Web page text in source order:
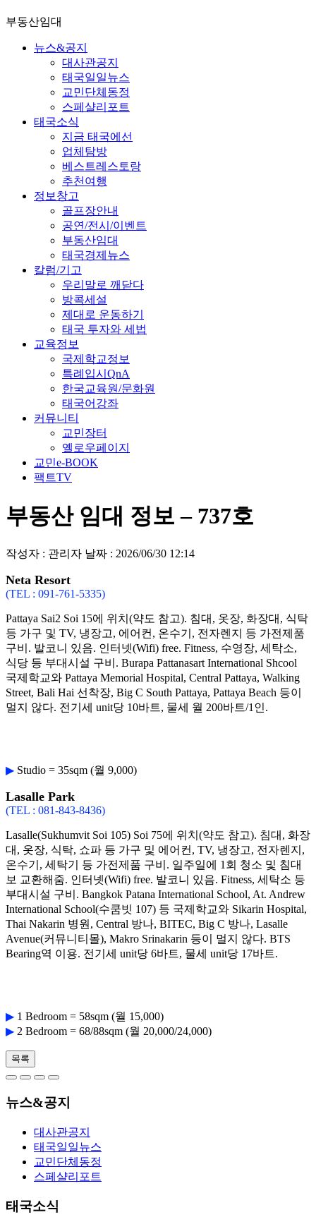
부동산임대
뉴스&공지
대사관공지
태국일일뉴스
교민단체동정
스페샬리포트
태국소식
지금 태국에선
업체탐방
베스트레스토랑
추천여행
정보창고
골프장안내
공연/전시/이벤트
부동산임대
태국경제뉴스
칼럼/기고
우리말로 깨닫다
방콕세설
제대로 운동하기
태국 투자와 세법
교육정보
국제학교정보
특례입시QnA
한국교육원/문화원
태국어강좌
커뮤니티
교민장터
옐로우페이지
교민e-BOOK
팩트TV
부동산 임대 정보 – 737호
작성자 : 관리자 날짜 : 2026/06/30 12:14
Neta Resort
(TEL : 091-761-5335)
Pattaya Sai2 Soi 15에 위치(약도 참고). 침대, 옷장, 화장대, 식탁
등 가구 및 TV, 냉장고, 에어컨, 온수기, 전자렌지 등 가전제품
구비. 발코니 있음. 인터넷(Wifi) free. Fitness, 수영장, 세탁소,
식당 등 부대시설 구비. Burapa Pattanasart International Shcool
국제학교와 Pattaya Memorial Hospital, Central Pattaya, Walking
Street, Bali Hai 선착장, Big C South Pattaya, Pattaya Beach 등이
멀지 않다. 전기세 unit당 10바트, 물세 월 200바트/1인.
▶ Studio = 35sqm (월 9,000)
Lasalle Park
(TEL : 081-843-8436)
Lasalle(Sukhumvit Soi 105) Soi 75에 위치(약도 참고). 침대, 화장
대, 옷장, 식탁, 쇼파 등 가구 및 에어컨, TV, 냉장고, 전자렌지,
온수기, 세탁기 등 가전제품 구비. 일주일에 1회 청소 및 침대
보 교환해줌. 인터넷(Wifi) free. 발코니 있음. Fitness, 세탁소 등
부대시설 구비. Bangkok Patana International School, At. Andrew
International School(수쿰빗 107) 등 국제학교와 Sikarin Hospital,
Thai Nakarin 병원, Central 방나, BITEC, Big C 방나, Lasalle
Avenue(커뮤니티몰), Makro Srinakarin 등이 멀지 않다. BTS
Bearing역 이용. 전기세 unit당 6바트, 물세 unit당 17바트.
▶ 1 Bedroom = 58sqm (월 15,000)
▶ 2 Bedroom = 68/88sqm (월 20,000/24,000)
목록
뉴스&공지
대사관공지
태국일일뉴스
교민단체동정
스페샬리포트
태국소식